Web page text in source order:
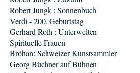
Robert Jungk : Sonnenbuch
Verdi - 200. Geburtstag
Gerhard Roth : Unterwelten
Spirituelle Frauen
Bröhan: Schweizer Kunstsammler
Georg Büchner auf Bühnen